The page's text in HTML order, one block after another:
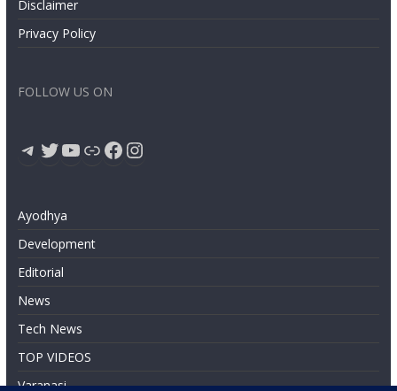
Disclaimer
Privacy Policy
FOLLOW US ON
Telegram
Twitter
YouTube
LinkFacebook
Instagram
Ayodhya
Development
Editorial
News
Tech News
TOP VIDEOS
Varanasi